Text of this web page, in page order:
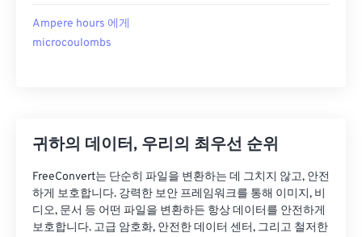
Ampere hours 에게
microcoulombs
귀하의 데이터, 우리의 최우선 순위
FreeConvert는 단순히 파일을 변환하는 데 그치지 않고, 안전
하게 보호합니다. 강력한 보안 프레임워크를 통해 이미지, 비
디오, 문서 등 어떤 파일을 변환하든 항상 데이터를 안전하게
보호합니다. 고급 암호화, 안전한 데이터 센터, 그리고 철저한